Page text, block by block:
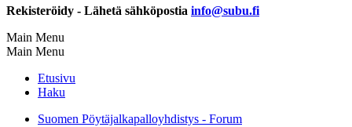
Rekisteröidy - Lähetä sähköpostia info@subu.fi
Main Menu
Main Menu
Etusivu
Haku
Suomen Pöytäjalkapalloyhdistys - Forum